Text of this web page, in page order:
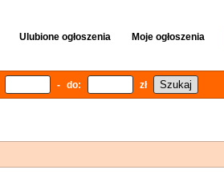
Ulubione ogłoszenia Moje ogłoszenia
- do: zł